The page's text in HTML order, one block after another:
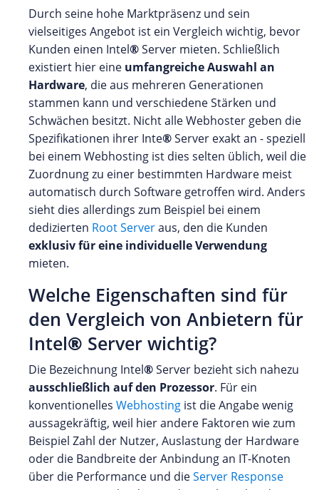
Durch seine hohe Marktpräsenz und sein
vielseitiges Angebot ist ein Vergleich wichtig, bevor
Kunden einen Intel®Server mieten. Schließlich
existiert hier eine umfangreiche Auswahl an
Hardware, die aus mehreren Generationen
stammen kann und verschiedene Stärken und
Schwächen besitzt. Nicht alle Webhoster geben die
Spezifikationen ihrer Inte®Server exakt an - speziell
bei einem Webhosting ist dies selten üblich, weil die
Zuordnung zu einer bestimmten Hardware meist
automatisch durch Software getroffen wird. Anders
sieht dies allerdings zum Beispiel bei einem
dedizierten Root Serveraus, den die Kunden
exklusiv für eine individuelle Verwendung
mieten.
Welche Eigenschaften sind für
den Vergleich von Anbietern für
Intel® Server wichtig?
Die Bezeichnung Intel®Server bezieht sich nahezu
ausschließlich auf den Prozessor. Für ein
konventionelles Webhosting ist die Angabe wenig
aussagekräftig, weil hier andere Faktoren wie zum
Beispiel Zahl der Nutzer, Auslastung der Hardware
oder die Bandbreite der Anbindung an IT-Knoten
über die Performance und dieServer Response